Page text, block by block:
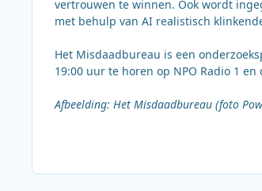
vertrouwen te winnen. Ook wordt
met behulp van AI realistisch
Het Misdaadbureau is een
19:00 uur te horen op NPO Radio 1
Afbeelding: Het Misdaadbureau (foto